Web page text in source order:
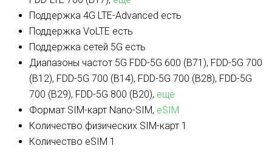
Поддержка 4G LTE-Advanced есть
Поддержка VoLTE есть
Поддержка сетей 5G есть
Диапазоны частот 5G FDD-5G 600 (B71), FDD-5G 700
(B12), FDD-5G 700 (B14), FDD-5G 700 (B28), FDD-5G
700 (B29), FDD-5G 800 (B20), ещё
Формат SIM-карт Nano-SIM, eSIM
Количество физических SIM-карт 1
Количество eSIM 1